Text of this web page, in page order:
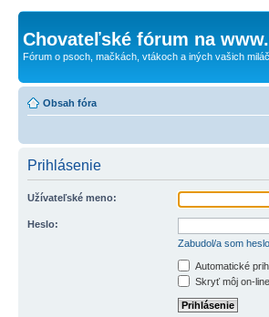
Chovateľské fórum na
Fórum o psoch, mačkách, vtákoch a iných vašich
Obsah fóra
Prihlásenie
Užívateľské meno:
Heslo:
Zabudol/a som heslo
Automatické
Skryť môj on-